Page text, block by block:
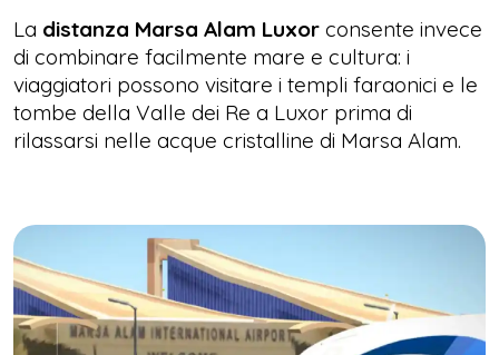
La distanza Marsa Alam Luxor consente invece
di combinare facilmente mare e cultura: i
viaggiatori possono visitare i templi faraonici e le
tombe della Valle dei Re a Luxor prima di
rilassarsi nelle acque cristalline di Marsa Alam.